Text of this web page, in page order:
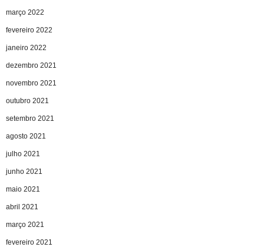
março 2022
fevereiro 2022
janeiro 2022
dezembro 2021
novembro 2021
outubro 2021
setembro 2021
agosto 2021
julho 2021
junho 2021
maio 2021
abril 2021
março 2021
fevereiro 2021